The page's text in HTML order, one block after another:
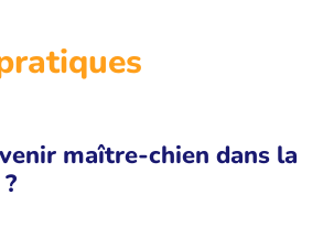
maître-chien dans la